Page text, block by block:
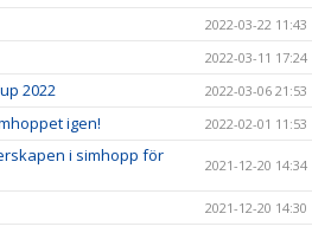
2022-03-22 11:43
2022-03-11 17:24
2022 2022-03-06 21:53
igen! 2022-02-01 11:53
i simhopp för
2021-12-20 14:34
2021-12-20 14:30